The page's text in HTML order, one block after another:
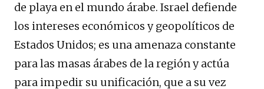
de playa en el mundo árabe. Israel defiende
los intereses económicos y geopolíticos de
Estados Unidos; es una amenaza constante
para las masas árabes de la región y actúa
para impedir su unificación, que a su vez